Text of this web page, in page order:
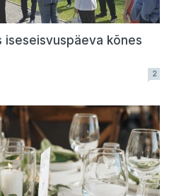
iseseisvuspäeva kõnes
2